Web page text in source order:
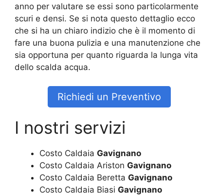
anno per valutare se essi sono particolarmente
scuri e densi. Se si nota questo dettaglio ecco
che si ha un chiaro indizio che è il momento di
fare una buona pulizia e una manutenzione che
sia opportuna per quanto riguarda la lunga vita
dello scalda acqua.
Richiedi un Preventivo
I nostri servizi
Costo Caldaia Gavignano
Costo Caldaia Ariston Gavignano
Costo Caldaia Beretta Gavignano
Costo Caldaia Biasi Gavignano